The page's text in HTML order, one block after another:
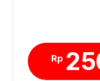
Rp